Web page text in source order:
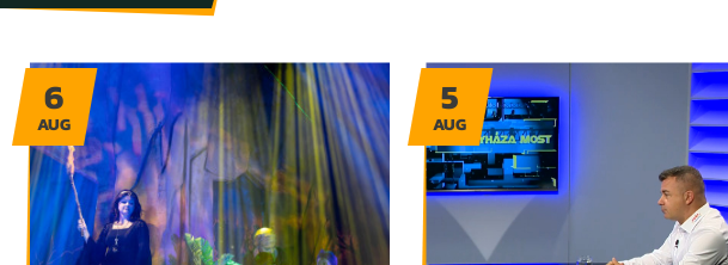
6
AUG
5
AUG